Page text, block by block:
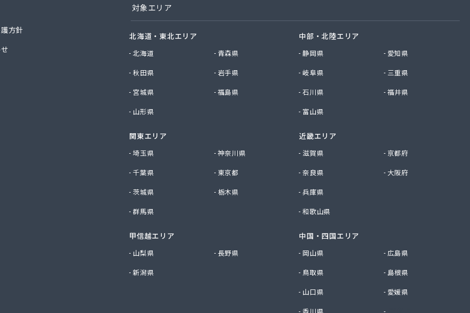
ヒーターサービス
ガス株式会社新城営業所
産業株式会社 本部・ホームガス
サ共和ライフ株式会社 名古屋西営業所
方針
対象エリア
北海道・東北エリア
北海道
青森県
秋田県
岩手県
宮城県
福島県
山形県
関東エリア
埼玉県
神奈川県
千葉県
東京都
茨城県
栃木県
群馬県
甲信越エリア
山梨県
長野県
新潟県
中部・北陸エリア
静岡県
愛知県
岐阜県
三重県
石川県
福井県
富山県
近畿エリア
滋賀県
京都府
奈良県
大阪府
兵庫県
和歌山県
中国・四国エリア
岡山県
広島県
鳥取県
島根県
山口県
愛媛県